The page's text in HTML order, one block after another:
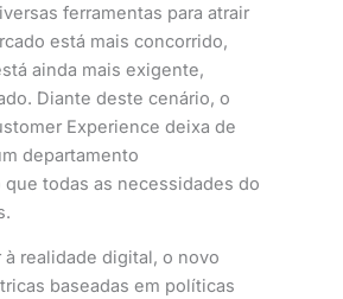
ferramentas para atrair
está mais concorrido,
ainda mais exigente,
Diante deste cenário, o
Experience deixa de
departamento
todas as necessidades do
realidade digital, o novo
baseadas em políticas